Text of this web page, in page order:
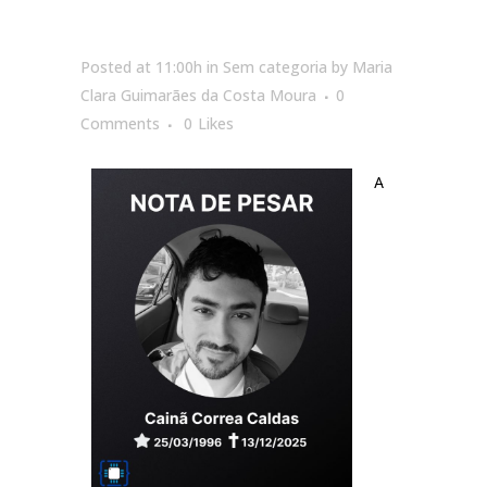
Posted at 11:00h in Sem categoria by Maria
Clara Guimarães da Costa Moura
0
Comments
0 Likes
A